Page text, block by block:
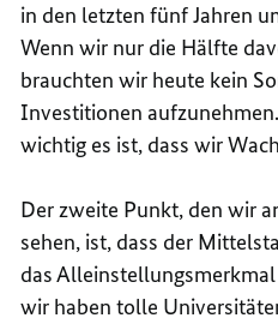
in den letzten fünf Jahren
Wenn wir nur die Hälfte
brauchten wir heute kein
Investitionen
wichtig es ist, dass wir
Der zweite Punkt, den wir
sehen, ist, dass der
das
wir haben tolle